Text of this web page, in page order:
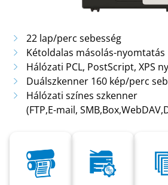
22 lap/perc sebesség
Kétoldalas másolás-nyomtatás
Hálózati PCL, PostScript, XPS
Duálszkenner 160 kép/perc
Hálózati színes szkenner
(FTP,E-mail,